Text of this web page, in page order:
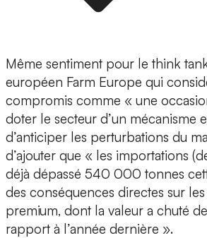
Même sentiment pour le think
européen Farm Europe qui
compromis comme « une
doter le secteur d’un mécanisme
d’anticiper les perturbations du
d’ajouter que « les importations
déjà dépassé 540 000 tonnes
des conséquences directes sur
premium, dont la valeur a chuté
rapport à l’année dernière ».